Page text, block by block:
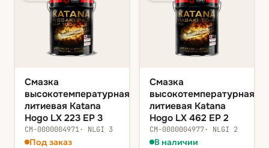
Смазка
высокотемпературная
литиевая Katana
Hogo LX 223 EP 3
СМ-0000004971· NLGI 3
Под заказ
Смазка
высокотемпературная
литиевая Katana
Hogo LX 462 EP 2
СМ-0000004977· NLGI 2
В наличии